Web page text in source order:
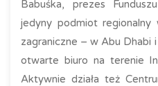
Babuśka, prezes
jedyny podmiot
zagraniczne – w Abu Dhabi
otwarte biuro na terenie
Aktywnie działa też